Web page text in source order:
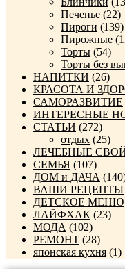
Печенье (22)
Пироги (139)
Пирожные
Торты (54)
Торты без
НАПИТКИ (26)
КРАСОТА И
САМОРАЗВИТИЕ
ИНТЕРЕСНЫЕ
СТАТЬИ (272)
отдых (25)
ЛЕЧЕБНЫЕ
СЕМЬЯ (107)
ДОМ и ДАЧА
ВАШИ РЕЦЕПТЫ
ДЕТСКОЕ МЕНЮ
ЛАЙФХАК (23)
МОДА (102)
РЕМОНТ (28)
японская кухня (1)